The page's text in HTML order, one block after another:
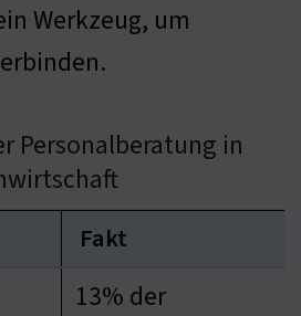
Werkzeug, um
Personalberatung in
Fakt
13% der